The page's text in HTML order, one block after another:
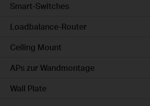
Smart-Switches
Loadbalance-Router
Ceiling Mount
APs zur Wandmontage
Wall Plate